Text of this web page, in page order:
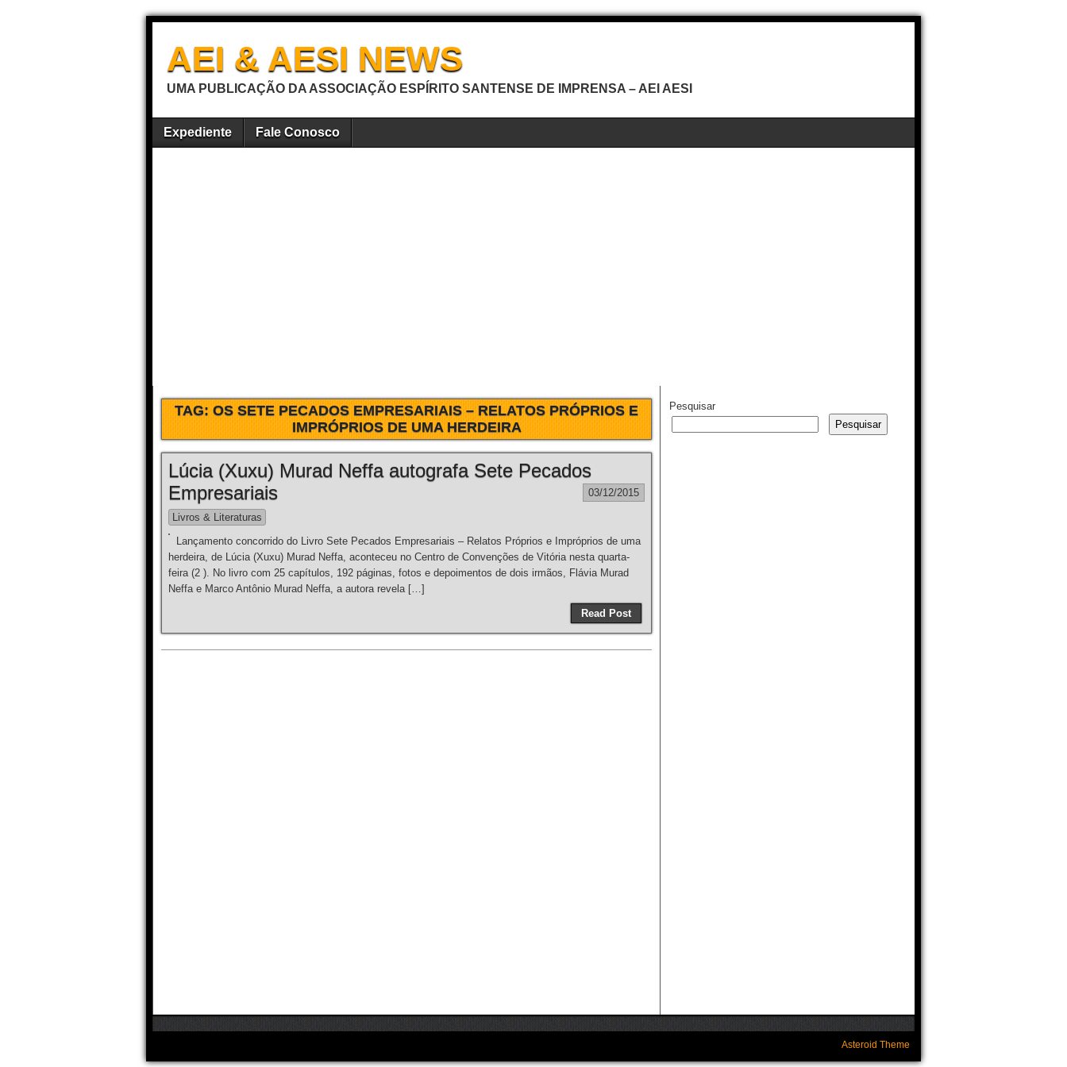
AEI & AESI NEWS
UMA PUBLICAÇÃO DA ASSOCIAÇÃO ESPÍRITO SANTENSE DE IMPRENSA – AEI AESI
Expediente Fale Conosco
TAG:OS SETE PECADOS EMPRESARIAIS – RELATOS PRÓPRIOS E
IMPRÓPRIOS DE UMA HERDEIRA
Lúcia (Xuxu) Murad Neffa autografa Sete Pecados
Empresariais
03/12/2015
Livros & Literaturas
Lançamento concorrido do Livro Sete Pecados Empresariais – Relatos Próprios e Impróprios de uma
herdeira, de Lúcia (Xuxu) Murad Neffa, aconteceu no Centro de Convenções de Vitória nesta quarta-
feira (2 ). No livro com 25 capítulos, 192 páginas, fotos e depoimentos de dois irmãos, Flávia Murad
Neffa e Marco Antônio Murad Neffa, a autora revela […]
Read Post
Pesquisar
Pesquisar
Asteroid Theme